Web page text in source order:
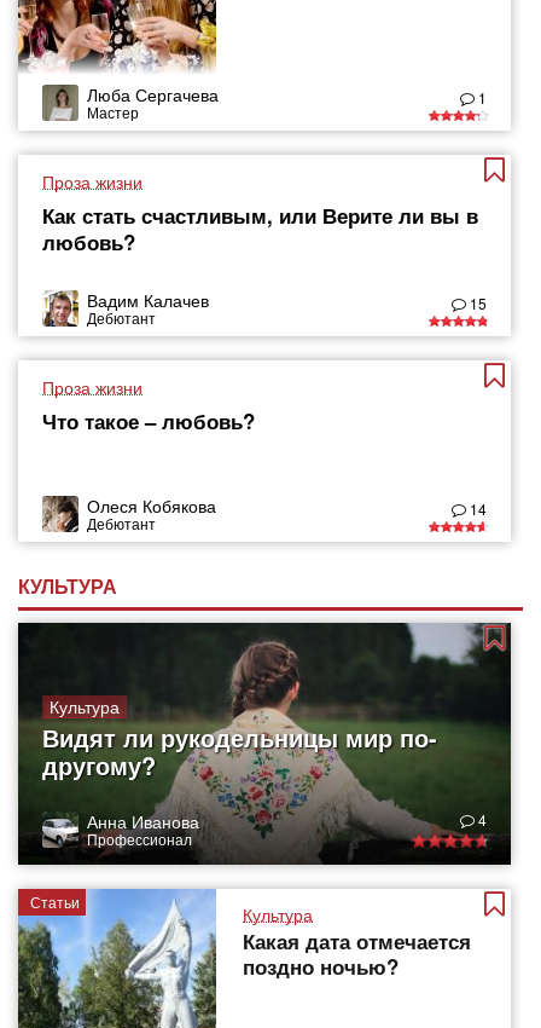
Люба Сергачева
Мастер
1
Проза жизни
Как стать счастливым, или Верите ли вы в
любовь?
Вадим Калачев
Дебютант
15
Проза жизни
Что такое – любовь?
Олеся Кобякова
Дебютант
14
КУЛЬТУРА
Культура
Видят ли рукодельницы мир по-
другому?
Анна Иванова
Профессионал
4
Статьи
Культура
Какая дата отмечается
поздно ночью?